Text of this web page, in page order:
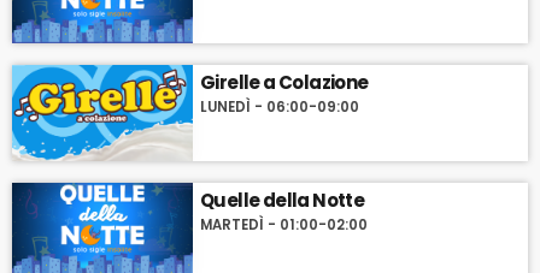
Girelle a Colazione
LUNEDÌ - 06:00-09:00
Quelle della Notte
MARTEDÌ - 01:00-02:00